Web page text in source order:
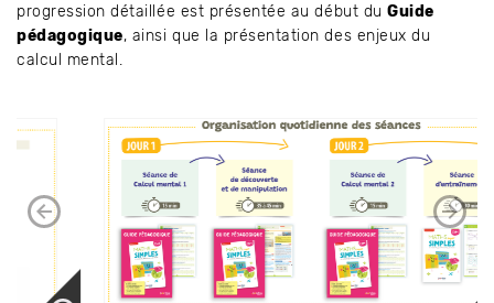
progression détaillée est présentée au début duGuide
pédagogique, ainsi que la présentation des enjeux du
calcul mental.